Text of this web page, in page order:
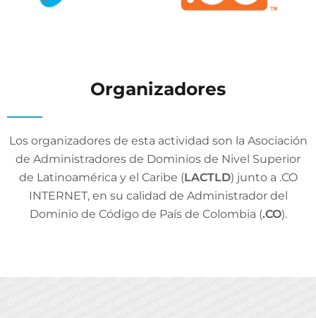
Organizadores
Los organizadores de esta actividad son la Asociación
de Administradores de Dominios de Nivel Superior
de Latinoamérica y el Caribe (LACTLD) junto a .CO
INTERNET, en su calidad de Administrador del
Dominio de Código de País de Colombia (.CO).